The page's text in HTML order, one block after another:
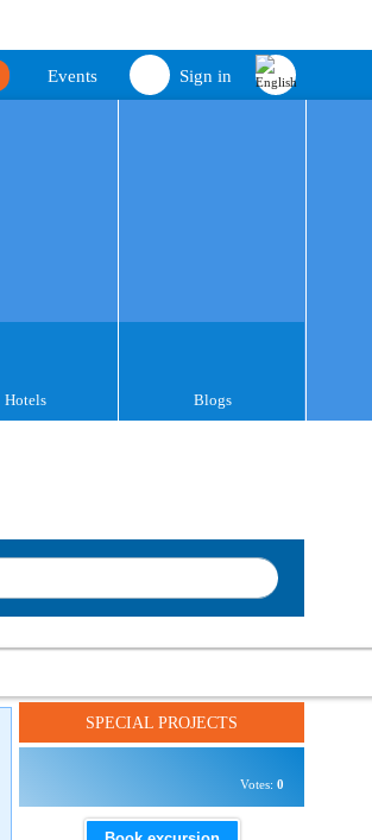
Sign in
Events
Hotels Blogs
SPECIAL PROJECTS
Votes: 0